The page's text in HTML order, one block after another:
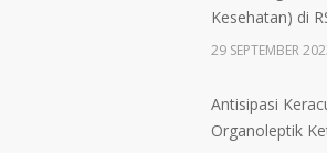
Kesehatan) di
29 SEPTEMBER
Antisipasi
Organoleptik